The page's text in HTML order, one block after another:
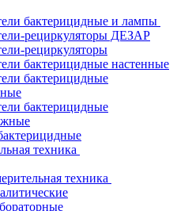
бактерицидные и лампы
рециркуляторы ДЕЗАР
рециркуляторы
бактерицидные настенные
бактерицидные
бактерицидные
техника
техника